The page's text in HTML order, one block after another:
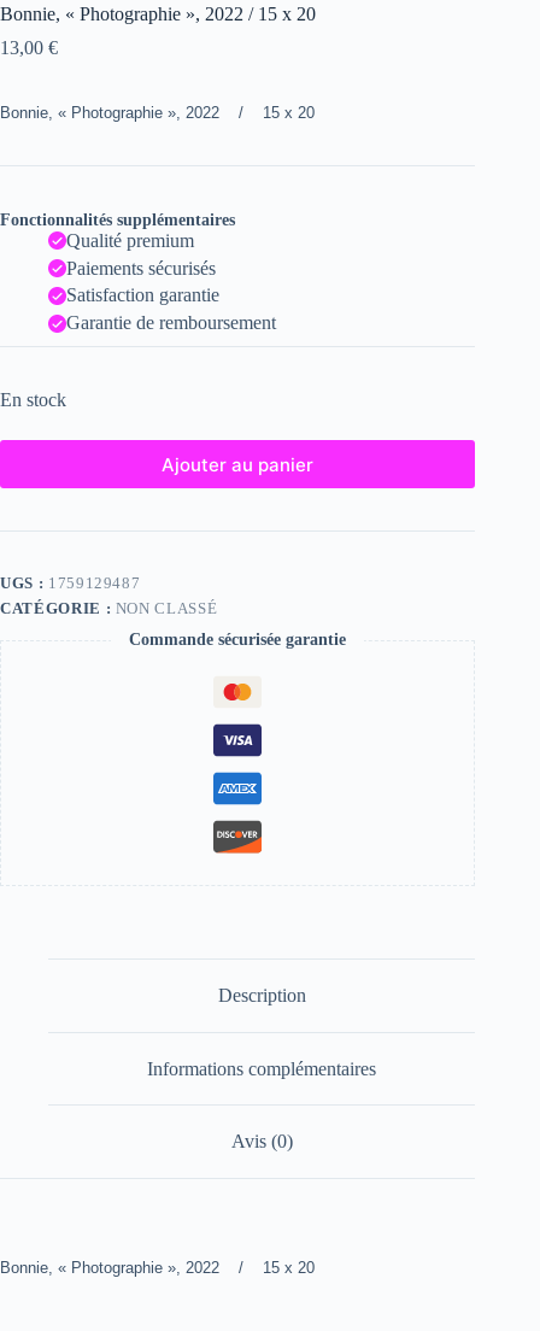
Bonnie, « Photographie », 2022 / 15 x 20
13,00 €
Bonnie, « Photographie », 2022 / 15 x 20
Fonctionnalités supplémentaires
Qualité premium
Paiements sécurisés
Satisfaction garantie
Garantie de remboursement
En stock
Ajouter au panier
UGS : 1759129487
CATÉGORIE : NON CLASSÉ
Commande sécurisée garantie
Description
Informations complémentaires
Avis (0)
Bonnie, « Photographie », 2022 / 15 x 20